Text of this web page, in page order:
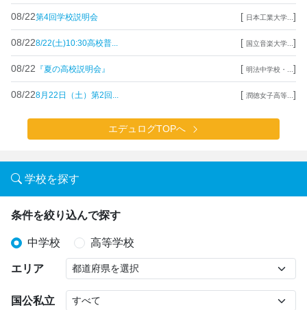
08/22第4回学校説明会 [ 日本工業大学... ]
08/228/22(土)10:30高校普... [ 国立音楽大学... ]
08/22 『夏の高校説明会』 [ 明法中学校・... ]
08/228月22日（土）第2回... [ 潤徳女子高等... ]
エデュログTOPへ
学校を探す
条件を絞り込んで探す
中学校 高等学校
エリア
国公私立